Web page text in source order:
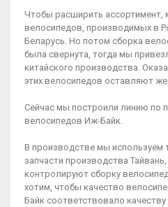
Чтобы расширить ассортимент,
велосипедов, производимых в
Беларусь. Но потом сборка
была свернута, тогда мы
китайского производства.
этих велосипедов оставляют
Сейчас мы построили линию по
велосипедов Иж-Байк.
В производстве мы используем
запчасти производства
контролируют сборку
хотим, чтобы качество
Байк соответствовало